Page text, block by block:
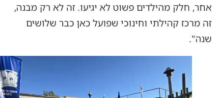
אחר, חלק מהילדים פשוט לא יגיעו. זה לא רק מבנה,
זה מרכז קהילתי וחינוכי שפועל כאן כבר שלושים
שנה".